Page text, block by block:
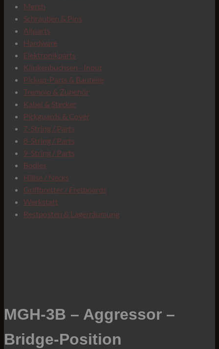
Merch
Schrauben & Pins
Allparts
Hardware
Elektronikparts
Klinkenbuchsen - Input
Pickup-Parts & Bauteile
Tremolo & Zubehör
Kabel & Stecker
Pickguards & Cover
7-String / Parts
8-String / Parts
9-String / Parts
Bodies
Hälse / Necks
Griffbretter / Fretboards
Werkstatt
Restposten & Lagerräumung
MGH-3B – Aggressor –
Bridge-Position